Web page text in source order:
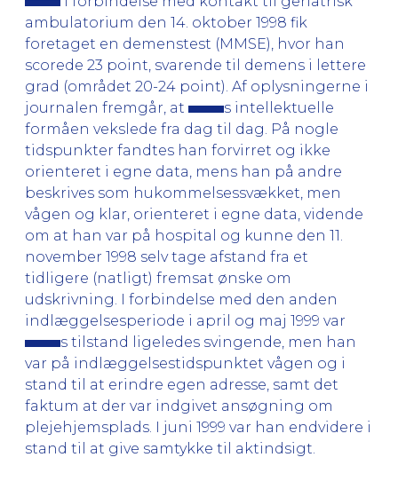
ambulatorium den 14. oktober 1998 fik
foretaget en demenstest (MMSE), hvor han
scorede 23 point, svarende til demens i lettere
grad (området 20-24 point). Af oplysningerne i
journalen fremgår, at
s intellektuelle
formåen vekslede fra dag til dag. På nogle
tidspunkter fandtes han forvirret og ikke
orienteret i egne data, mens han på andre
beskrives som hukommelsessvækket, men
vågen og klar, orienteret i egne data, vidende
om at han var på hospital og kunne den 11.
november 1998 selv tage afstand fra et
tidligere (natligt) fremsat ønske om
udskrivning. I forbindelse med den anden
indlæggelsesperiode i april og maj 1999 var
s tilstand ligeledes svingende, men han
var på indlæggelsestidspunktet vågen og i
stand til at erindre egen adresse, samt det
faktum at der var indgivet ansøgning om
plejehjemsplads. I juni 1999 var han endvidere i
stand til at give samtykke til aktindsigt.